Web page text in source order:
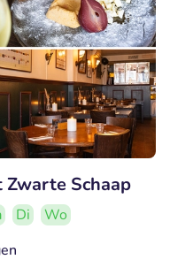
Schaap
Di
Wo